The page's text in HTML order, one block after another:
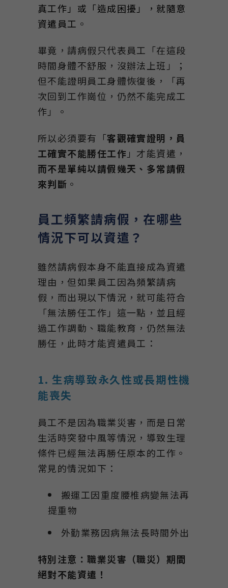
真工作」或「造成困擾」，就隨意
資遣員工 。
畢竟，請病假只代表員工「在這段
時間身體不舒服，沒辦法上班」；
但不能證明員工身體恢復後，「再
次回到工作崗位，仍然不能完成工
作」。
所以必須要有「客觀確實證明，員
工確實不能勝任工作 」才能資遣，
而不是單純以請假幾天、多常請假
來判斷 。
員工頻繁請病假，在哪些
情況下可以資遣？
雖然請病假本身不能直接成為資遣
理由，但如果員工因為頻繁請病
假，而出現以下情況，就可能符合
「無法勝任工作」這一點，並且經
過工作調動、職能教育，仍然無法
勝任，此時才能資遣員工：
1. 生病導致永久性或長期性機
能喪失
員工不是因為職業災害，而是日常
生活時突發中風等情況，導致生理
條件已經無法再勝任原本的工作。
常見的情況如下：
搬運工因重度腰椎病變無法再
提重物
外勤業務因病無法長時間外出
特別注意：職業災害（職災）期間
絕對不能資遣！